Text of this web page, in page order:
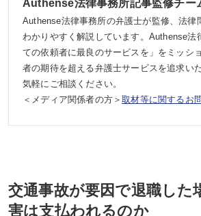
Authense法律事務所記事監修チー
Authense法律事務所の弁護士が監修、法律
わかりやすく解説しています。Authense法
ての依頼者に最良のサービスを」をミッシ
者の期待を超える弁護士サービスを追求い
気軽にご相談ください。
＜メディア関係者の方＞取材等に関するお
交通事故が要因で退職した
害は支払われるのか